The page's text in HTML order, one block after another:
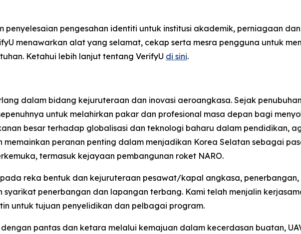
pengesahan identiti untuk institusi akademik, perniagaan
menawarkan alat yang selamat, cekap serta mesra pengguna untuk
Ketahui lebih lanjut tentang VerifyU di sini.
dalam bidang kejuruteraan dan inovasi aeroangkasa. Sejak
untuk melahirkan pakar dan profesional masa depan bagi
besar terhadap globalisasi dan teknologi baharu dalam pendidikan,
peranan penting dalam menjadikan Korea Selatan sebagai
termasuk kejayaan pembangunan roket NARO.
reka bentuk dan kejuruteraan pesawat/kapal angkasa,
penerbangan dan lapangan terbang. Kami telah menjalin
untuk tujuan penyelidikan dan pelbagai program.
pantas dan ketara melalui kemajuan dalam kecerdasan buatan,